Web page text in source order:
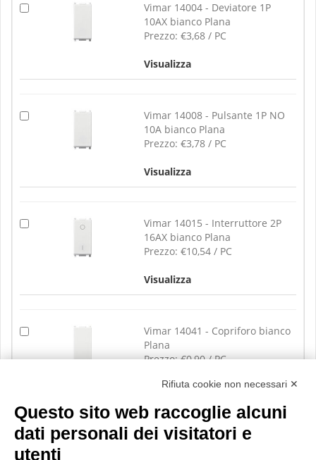
Vimar 14004 - Deviatore 1P
10AX bianco Plana
Prezzo: €3,68 / PC
Visualizza
Vimar 14008 - Pulsante 1P NO
10A bianco Plana
Prezzo: €3,78 / PC
Visualizza
Vimar 14015 - Interruttore 2P
16AX bianco Plana
Prezzo: €10,54 / PC
Visualizza
Vimar 14041 - Copriforo bianco
Plana
Prezzo:€0,90 / PC
Visualizza
Rifiuta cookie non necessari ✕
Questo sito web raccoglie alcuni
dati personali dei visitatori e
utenti